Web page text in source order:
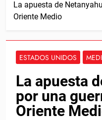
La apuesta de
Oriente Medio
ESTADOS UNIDOS
La apuesta
por una
Oriente